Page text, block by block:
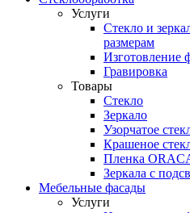
Услуги
Стекло и
размерам
Изготовление
Гравировка
Товары
Стекло
Зеркало
Узорчатое
Крашеное
Пленка
Зеркала с
Мебельные фасады
Услуги